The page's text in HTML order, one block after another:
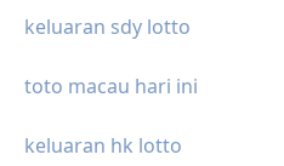
keluaran sdy lotto
toto macau hari ini
keluaran hk lotto